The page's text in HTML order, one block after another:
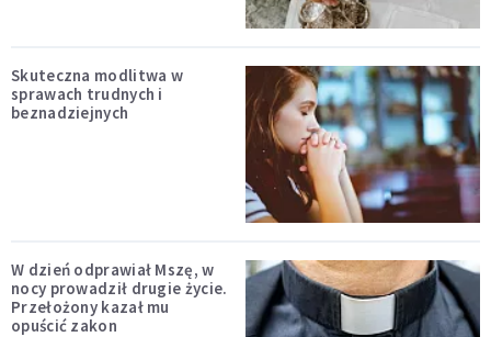
Skuteczna modlitwa w
sprawach trudnych i
beznadziejnych
W dzień odprawiał Mszę, w
nocy prowadził drugie życie.
Przełożony kazał mu
opuścić zakon